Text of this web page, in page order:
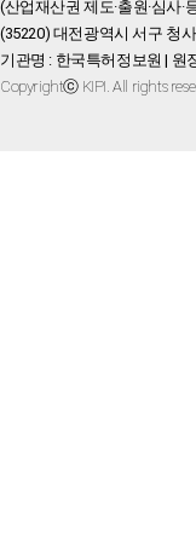
(산업재산권 제도·출원·심사
(35220) 대전광역시 서구 청
기관명 : 한국특허정보원 | 원
Copyrightⓒ KIPI. All rights